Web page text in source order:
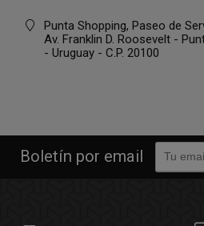
Punta Shopping, Paseo de
Av. Franklin D. Roosevelt -
- Uruguay - C.P. 20100
Boletín por email